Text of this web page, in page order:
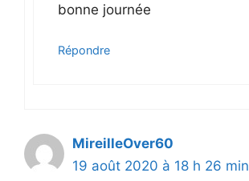
bonne journée
Répondre
MireilleOver60
19 août 2020 à 18 h 26 min